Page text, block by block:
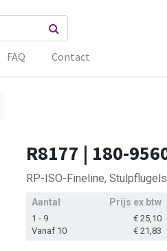
FAQ Contact
R8177 | 180-
RP-ISO-Fineline,
Aantal Prijs ex btw
1 - 9 € 25,10
Vanaf 10
€ 21,83